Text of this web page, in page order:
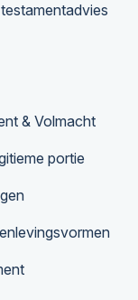
& Volmacht
portie